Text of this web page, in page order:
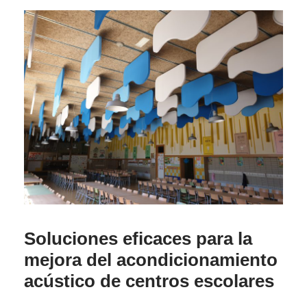
Soluciones eficaces para la
mejora del acondicionamiento
acústico de centros escolares